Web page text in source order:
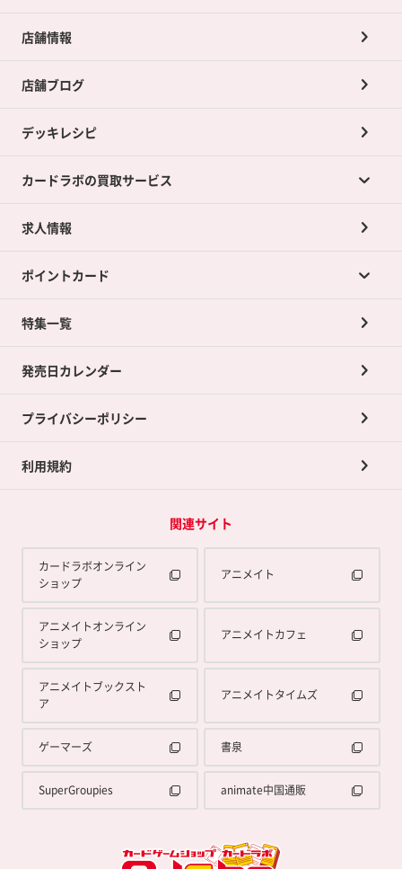
店舗情報
店舗ブログ
デッキレシピ
カードラボの買取サービス
カードラボの買取サービスTOP
店舗買取について
ネット買取について
買取承諾書について
求人情報
ポイントカード
ポイントカードTOP
ポイント交換景品
特集一覧
発売日カレンダー
プライバシーポリシー
利用規約
関連サイト
カードラボオンライン
ショップ
アニメイト
アニメイトオンライン
ショップ
アニメイトカフェ
アニメイトブックスト
ア
アニメイトタイムズ
ゲーマーズ 書泉
SuperGroupies animate中国通販